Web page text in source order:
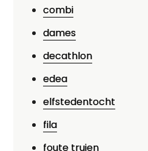
combi
dames
decathlon
edea
elfstedentocht
fila
foute truien